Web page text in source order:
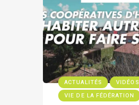
ACTUALITÉS
VIDÉOS
VIE DE LA FÉDÉRATION